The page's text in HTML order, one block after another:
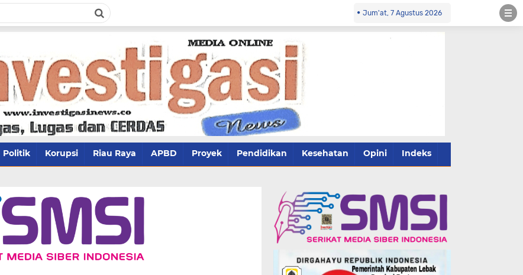
Jum'at, 7 Agustus 2026
Politik Korupsi Riau Raya APBD Proyek Pendidikan Kesehatan Opini Indeks